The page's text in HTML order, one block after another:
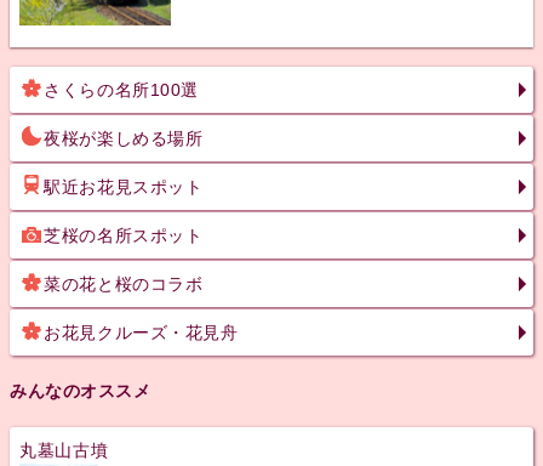
さくらの名所100選
夜桜が楽しめる場所
駅近お花見スポット
芝桜の名所スポット
菜の花と桜のコラボ
お花見クルーズ・花見舟
みんなのオススメ
丸墓山古墳